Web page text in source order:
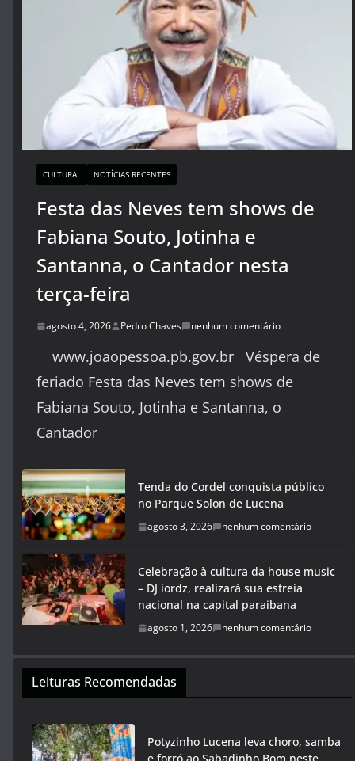
CULTURAL NOTÍCIAS RECENTES
Festa das Neves tem shows de
Fabiana Souto, Jotinha e
Santanna, o Cantador nesta
terça-feira
agosto 4, 2026 Pedro Chaves nenhum comentário
www.joaopessoa.pb.gov.br Véspera de
feriado Festa das Neves tem shows de
Fabiana Souto, Jotinha e Santanna, o
Cantador
Tenda do Cordel conquista público
no Parque Solon de Lucena
agosto 3, 2026 nenhum comentário
Celebração à cultura da house music
– DJ iordz, realizará sua estreia
nacional na capital paraibana
agosto 1, 2026 nenhum comentário
Leituras Recomendadas
Potyzinho Lucena leva choro, samba